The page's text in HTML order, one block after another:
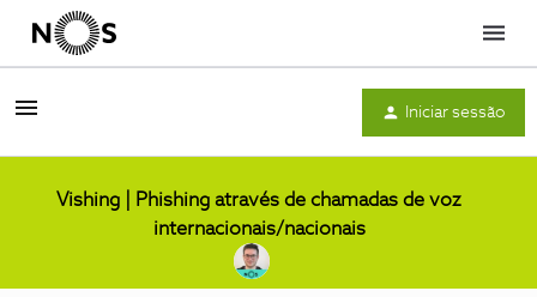
Menu
Iniciar sessão
Vishing | Phishing através de chamadas de voz
internacionais/nacionais